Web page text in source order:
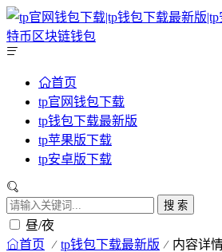
首页
tp官网钱包下载
tp钱包下载最新版
tp苹果版下载
tp安卓版下载
搜 索
昼/夜
首页 tp钱包下载最新版 内容详